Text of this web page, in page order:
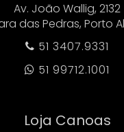
Av. João Wallig, 2132
das Pedras, Porto
 51 3407.9331
 51 99712.1001
Loja Canoas